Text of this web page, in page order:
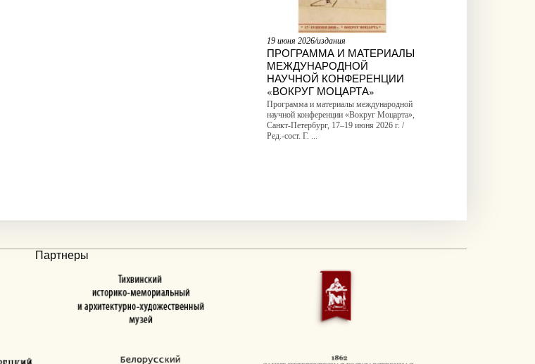
19 июня 2026/издания
ПРОГРАММА И МАТЕРИАЛЫ
МЕЖДУНАРОДНОЙ
НАУЧНОЙ КОНФЕРЕНЦИИ
«ВОКРУГ МОЦАРТА»
Программа и материалы международной
научной конференции «Вокруг Моцарта»,
Санкт-Петербург, 17–19 июня 2026 г. /
Ред.-сост. Г. ...
Партнеры